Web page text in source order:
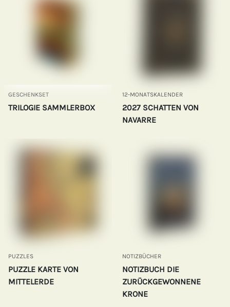
GESCHENKSET
TRILOGIE SAMMLERBOX
12-MONATSKALENDER
2027 SCHATTEN VON
NAVARRE
PUZZLES
PUZZLE KARTE VON
MITTELERDE
NOTIZBÜCHER
NOTIZBUCH DIE
ZURÜCKGEWONNENE
KRONE